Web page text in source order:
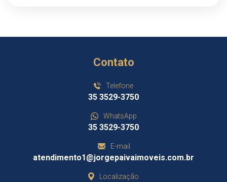
Contato
Telefone
35 3529-3750
WhatsApp
35 3529-3750
E-mail
atendimento1@jorgepaivaimoveis.com.br
Localização